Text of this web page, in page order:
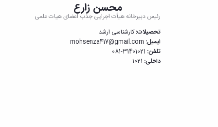
محسن زارع
رئیس دبیرخانه هیأت اجرایی جذب اعضای هیات علمی
تحصیلات:کارشناسی ارشد
ایمیل:
تلفن:
داخلی: